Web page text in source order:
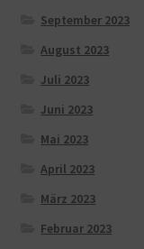
September 2023
August 2023
Juli 2023
Juni 2023
Mai 2023
April 2023
März 2023
Februar 2023